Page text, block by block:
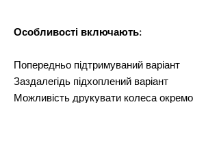
Особливості включають:
Попередньо підтримуваний варіант
Заздалегідь підхоплений варіант
Можливість друкувати колеса окремо